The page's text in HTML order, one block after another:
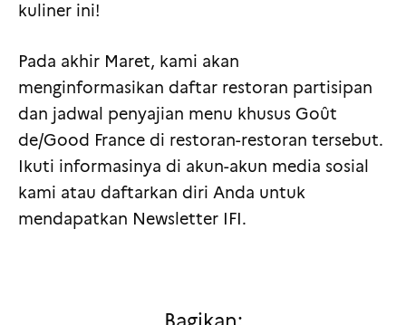
kuliner ini!
Pada akhir Maret, kami akan
menginformasikan daftar restoran partisipan
dan jadwal penyajian menu khusus Goût
de/Good France di restoran-restoran tersebut.
Ikuti informasinya di akun-akun media sosial
kami atau daftarkan diri Anda untuk
mendapatkan Newsletter IFI.